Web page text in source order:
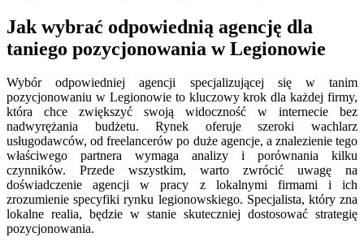
Jak wybrać odpowiednią agencję dla
taniego pozycjonowania w Legionowie
Wybór odpowiedniej agencji specjalizującej się w tanim
pozycjonowaniu w Legionowie to kluczowy krok dla każdej firmy,
która chce zwiększyć swoją widoczność w internecie bez
nadwyrężania budżetu. Rynek oferuje szeroki wachlarz
usługodawców, od freelancerów po duże agencje, a znalezienie tego
właściwego partnera wymaga analizy i porównania kilku
czynników. Przede wszystkim, warto zwrócić uwagę na
doświadczenie agencji w pracy z lokalnymi firmami i ich
zrozumienie specyfiki rynku legionowskiego. Specjalista, który zna
lokalne realia, będzie w stanie skuteczniej dostosować strategię
pozycjonowania.